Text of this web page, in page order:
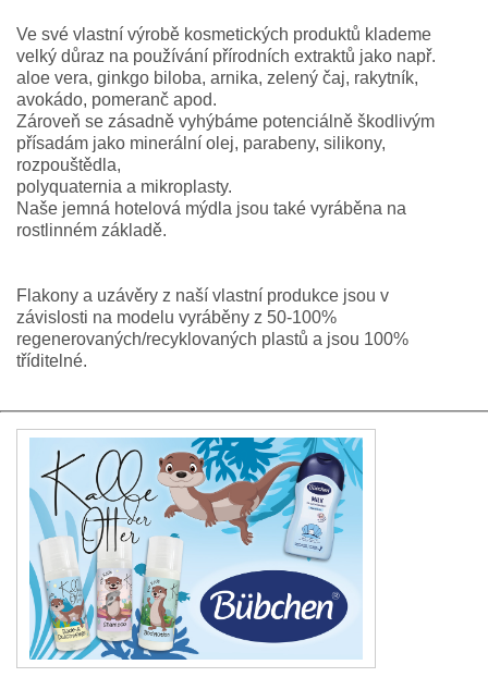
Ve své vlastní výrobě kosmetických produktů klademe
velký důraz na používání přírodních extraktů jako např.
aloe vera, ginkgo biloba, arnika, zelený čaj, rakytník,
avokádo, pomeranč apod.
Zároveň se zásadně vyhýbáme potenciálně škodlivým
přísadám jako minerální olej, parabeny, silikony,
rozpouštědla,
polyquaternia a mikroplasty.
Naše jemná hotelová mýdla jsou také vyráběna na
rostlinném základě.
Flakony a uzávěry z naší vlastní produkce jsou v
závislosti na modelu vyráběny z 50-100%
regenerovaných/recyklovaných plastů a jsou 100%
tříditelné.